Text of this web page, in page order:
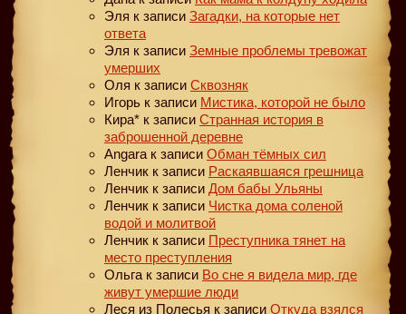
Эля к записи Загадки, на которые нет
ответа
Эля к записи Земные проблемы тревожат
умерших
Оля к записи Сквозняк
Игорь к записи Мистика, которой не было
Кира* к записи Странная история в
заброшенной деревне
Angara к записи Обман тёмных сил
Ленчик к записи Раскаявшаяся грешница
Ленчик к записи Дом бабы Ульяны
Ленчик к записи Чистка дома соленой
водой и молитвой
Ленчик к записи Преступника тянет на
место преступления
Ольга к записи Во сне я видела мир, где
живут умершие люди
Леся из Полесья к записи Откуда взялся